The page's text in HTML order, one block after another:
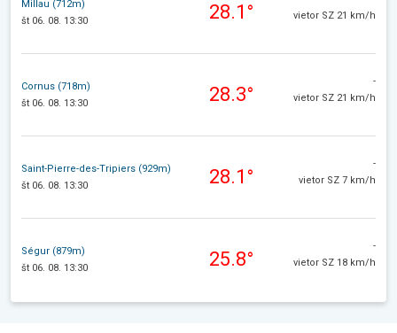
Millau (712m)
št 06. 08. 13:30
28.1°
vietor SZ 21 km/h
Cornus (718m)
št 06. 08. 13:30
28.3°
-
vietor SZ 21 km/h
Saint-Pierre-des-Tripiers (929m)
št 06. 08. 13:30
28.1°
-
vietor SZ 7 km/h
Ségur (879m)
št 06. 08. 13:30
25.8°
-
vietor SZ 18 km/h